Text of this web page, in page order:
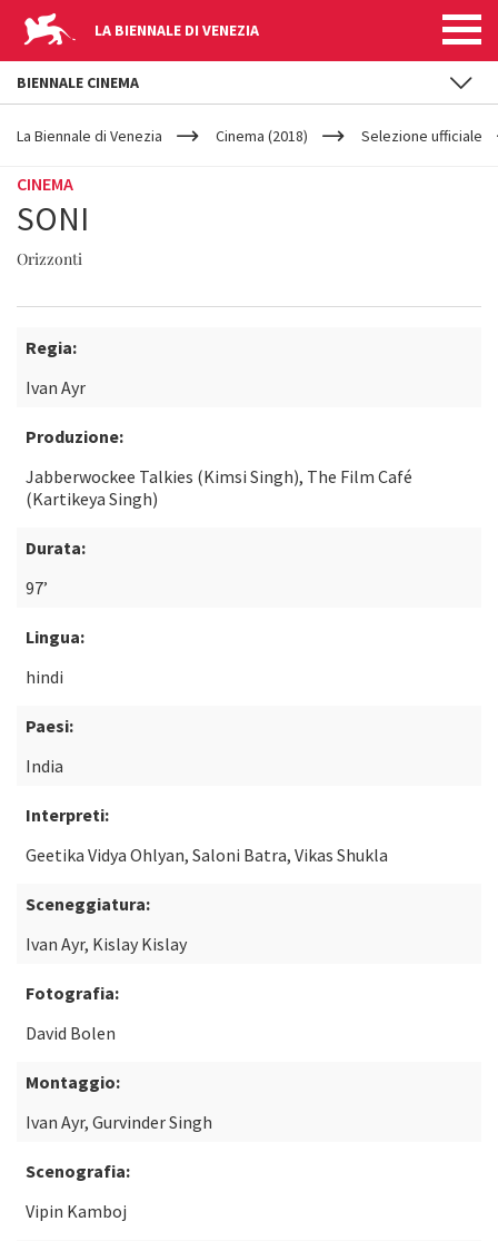
LA BIENNALE DI VENEZIA
YOUR
ARE
La Biennale di Venezia Cinema (2018) Selezione ufficiale
CINEMA
SONI
Orizzonti
Regia:
Ivan Ayr
Produzione:
Jabberwockee Talkies (Kimsi Singh), The Film Café
(Kartikeya Singh)
Durata:
97’
Lingua:
hindi
Paesi:
India
Interpreti:
Geetika Vidya Ohlyan, Saloni Batra, Vikas Shukla
Sceneggiatura:
Ivan Ayr, Kislay Kislay
Fotografia:
David Bolen
Montaggio:
Ivan Ayr, Gurvinder Singh
Scenografia:
Vipin Kamboj
BIENNALE CINEMA